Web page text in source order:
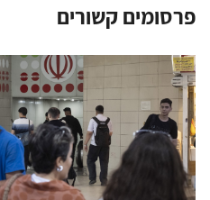
פרסומים קשורים